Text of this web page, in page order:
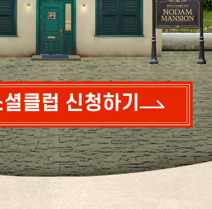
클럽 신청하기